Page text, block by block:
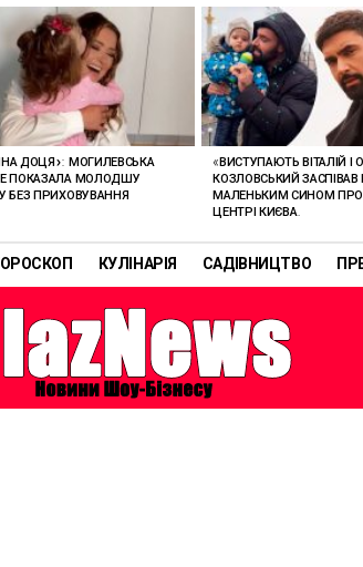
КУЛІНАРІЯ САДІВНИЦТВО
ДОЦЯ»: МОГИЛЕВСЬКА
ПОКАЗАЛА МОЛОДШУ
БЕЗ ПРИХОВУВАННЯ
«ВИСТУПАЮТЬ ВІТАЛІЙ І
КОЗЛОВСЬКИЙ ЗАСПІВАВ
МАЛЕНЬКИМ СИНОМ
ЦЕНТРІ КИЄВА.